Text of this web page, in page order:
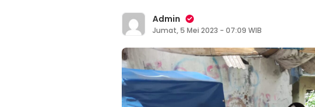
Admin
Jumat, 5 Mei 2023 - 07:09 WIB